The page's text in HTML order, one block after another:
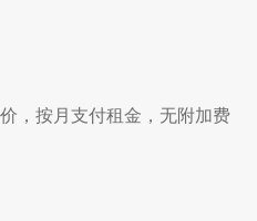
，按月支付租金，无附加费